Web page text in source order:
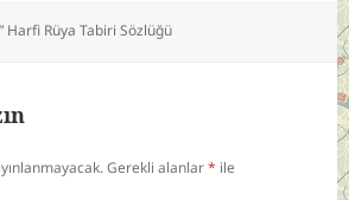
Harfi Rüya Tabiri Sözlüğü
Gerekli alanlar* ile